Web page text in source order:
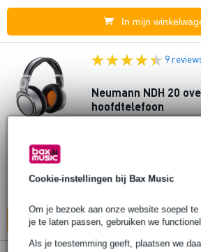
Cookie-instellingen bij Bax Music
Om je bezoek aan onze website soepel
je te laten passen, gebruiken we
Als je toestemming geeft, plaatsen we
In mijn
9
Neumann NDH 20
hoofdtelefoon
In mijn